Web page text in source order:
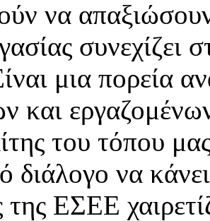
να
συνεχίζει
μια πορεία
και
του τόπου
διάλογο να
της ΕΣΕΕ